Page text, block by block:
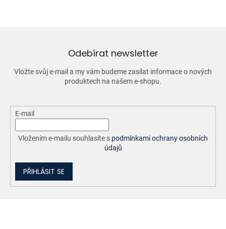
í
p
r
v
k
v
i
s
u
Odebírat newsletter
Vložte svůj e-mail a my vám budeme zasílat informace o nových
produktech na našem e-shopu.
E-mail
Vložením e-mailu souhlasíte s podmínkami ochrany osobních
údajů
PŘIHLÁSIT SE